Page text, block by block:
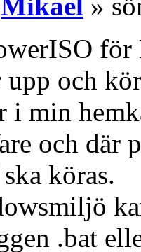
upp och
i min
och där
köras.
.bat